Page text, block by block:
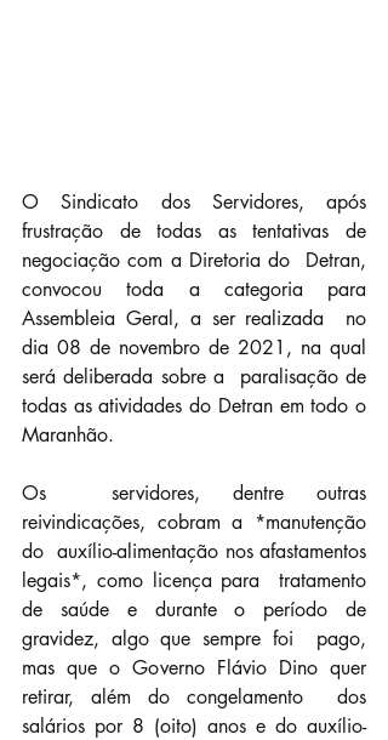
O Sindicato dos Servidores, após
frustração de todas as tentativas de
negociação com a Diretoria do  Detran,
convocou toda a categoria para
Assembleia Geral, a ser realizada  no
dia 08 de novembro de 2021, na qual
será deliberada sobre a  paralisação de
todas as atividades do Detran em todo o
Maranhão.
Os  servidores, dentre outras
reivindicações, cobram a *manutenção
do  auxílio-alimentação nos afastamentos
legais*, como licença para  tratamento
de saúde e durante o período de
gravidez, algo que sempre foi  pago,
mas que o Governo Flávio Dino quer
retirar, além do congelamento  dos
salários por 8 (oito) anos e do auxílio-